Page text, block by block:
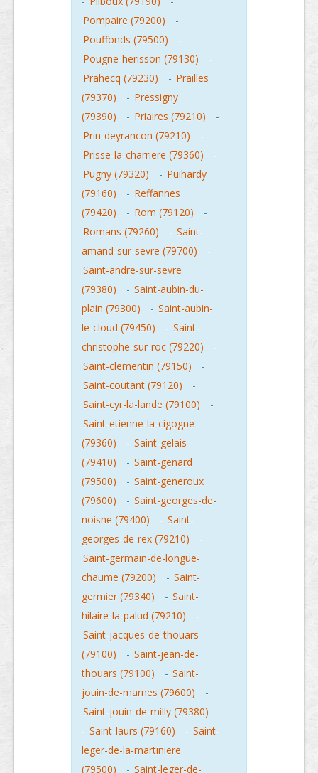
Pompaire (79200)
-
Pouffonds (79500)
-
Pougne-herisson (79130)
-
Prahecq (79230)
- Prailles
(79370)
- Pressigny
(79390)
- Priaires (79210)
-
Prin-deyrancon (79210)
-
Prisse-la-charriere (79360)
-
Pugny (79320)
- Puihardy
(79160)
- Reffannes
(79420)
- Rom (79120)
-
Romans (79260)
- Saint-
amand-sur-sevre (79700)
-
Saint-andre-sur-sevre
(79380)
- Saint-aubin-du-
plain (79300)
- Saint-aubin-
le-cloud (79450)
- Saint-
christophe-sur-roc (79220)
-
Saint-clementin (79150)
-
Saint-coutant (79120)
-
Saint-cyr-la-lande (79100)
-
Saint-etienne-la-cigogne
(79360)
- Saint-gelais
(79410)
- Saint-genard
(79500)
- Saint-generoux
(79600)
- Saint-georges-de-
noisne (79400)
- Saint-
georges-de-rex (79210)
-
Saint-germain-de-longue-
chaume (79200)
- Saint-
germier (79340)
- Saint-
hilaire-la-palud (79210)
-
Saint-jacques-de-thouars
(79100)
- Saint-jean-de-
thouars (79100)
- Saint-
jouin-de-marnes (79600)
-
Saint-jouin-de-milly (79380)
- Saint-laurs (79160) - Saint-
leger-de-la-martiniere
(79500)
- Saint-leger-de-